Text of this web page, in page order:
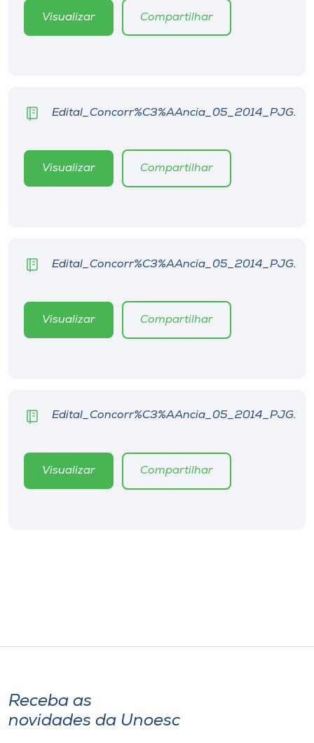
Visualizar Compartilhar
Edital_Concorr%C3%AAncia_05_2014_PJG.
Visualizar Compartilhar
Edital_Concorr%C3%AAncia_05_2014_PJG.
Visualizar Compartilhar
Edital_Concorr%C3%AAncia_05_2014_PJG.
Visualizar Compartilhar
Receba as
novidades da Unoesc